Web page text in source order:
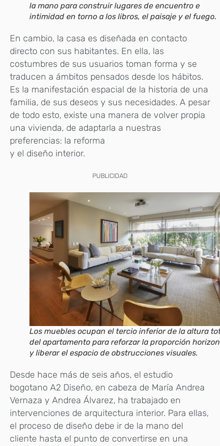
la mano para construir lugares de encuentro e
intimidad en torno a los libros, el paisaje y el fuego.
En cambio, la casa es diseñada en contacto
directo con sus habitantes. En ella, las
costumbres de sus usuarios toman forma y se
traducen a ámbitos pensados desde los hábitos.
Es la manifestación espacial de la historia de una
familia, de sus deseos y sus necesidades. A pesar
de todo esto, existe una manera de volver propia
una vivienda, de adaptarla a nuestras
preferencias: la reforma
y el diseño interior.
PUBLICIDAD
Los muebles ocupan el tercio inferior de la altura
del apartamento para reforzar la proporción
y liberar el espacio de obstrucciones visuales.
Desde hace más de seis años, el estudio
bogotano A2 Diseño, en cabeza de María Andrea
Vernaza y Andrea Álvarez, ha trabajado en
intervenciones de arquitectura interior. Para ellas,
el proceso de diseño debe ir de la mano del
cliente hasta el punto de convertirse en una